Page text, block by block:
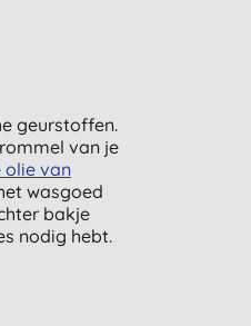
geurstoffen.
van je
olie van
wasgoed
bakje
nodig hebt.